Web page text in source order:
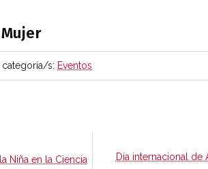
s: Eventos
Niña en la Ciencia
Día internacional de